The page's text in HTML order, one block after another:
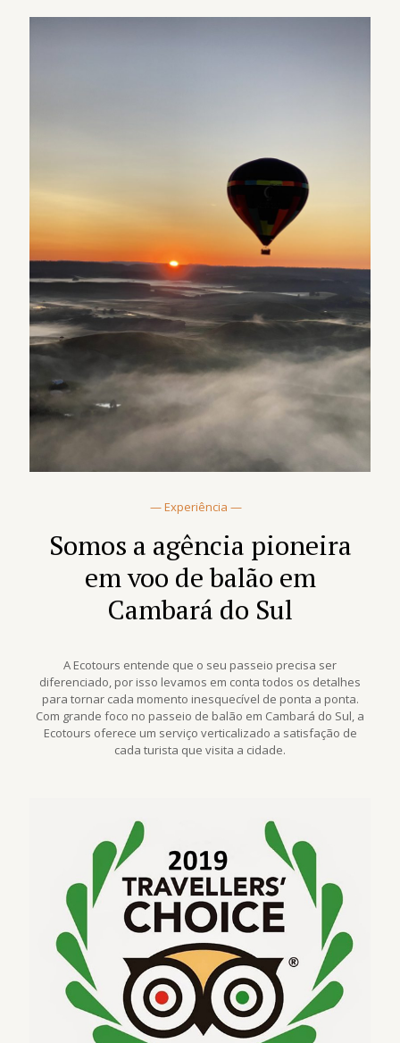
— Experiência —
Somos a agência pioneira
em voo de balão em
Cambará do Sul
A Ecotours entende que o seu passeio precisa ser
diferenciado, por isso levamos em conta todos os detalhes
para tornar cada momento inesquecível de ponta a ponta.
Com grande foco no passeio de balão em Cambará do Sul, a
Ecotours oferece um serviço verticalizado a satisfação de
cada turista que visita a cidade.